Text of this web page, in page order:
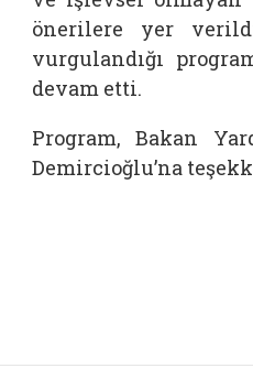
önerilere yer
vurgulandığı
devam etti.
Program, Bakan
Demircioğlu’na